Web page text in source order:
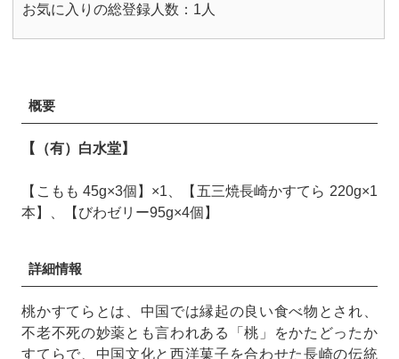
お気に入りの総登録人数：1人
概要
【（有）白水堂】
【こもも 45g×3個】×1、【五三焼長崎かすてら 220g×1
本】、【びわゼリー95g×4個】
詳細情報
桃かすてらとは、中国では縁起の良い食べ物とされ、
不老不死の妙薬とも言われある「桃」をかたどったか
すてらで、中国文化と西洋菓子を合わせた長崎の伝統